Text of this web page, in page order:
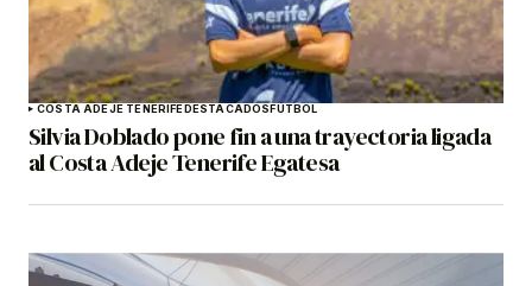
COSTA ADEJE TENERIFEDESTACADOSFÚTBOL
Silvia Doblado pone fin a una trayectoria ligada
al Costa Adeje Tenerife Egatesa